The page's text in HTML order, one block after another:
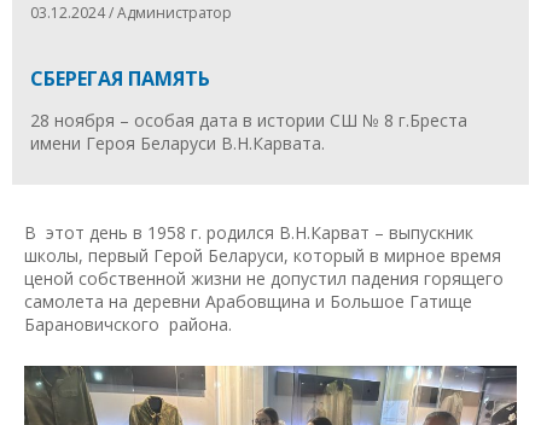
03.12.2024 / Администратор
СБЕРЕГАЯ ПАМЯТЬ
28 ноября – особая дата в истории СШ № 8 г.Бреста
имени Героя Беларуси В.Н.Карвата.
В этот день в 1958 г. родился В.Н.Карват – выпускник
школы, первый Герой Беларуси, который в мирное время
ценой собственной жизни не допустил падения горящего
самолета на деревни Арабовщина и Большое Гатище
Барановичского района.